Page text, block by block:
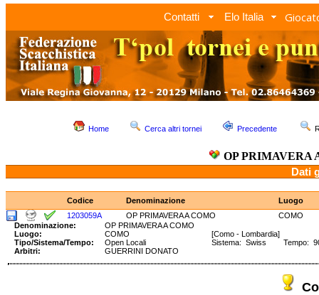
Contatti Elo Italia
Home Cerca altri tornei Precedente
OP PRIMAVERA
Dati
Codice Denominazione
Luogo
1203059A
OP PRIMAVERA A COMO
COMO
Denominazione:
OP PRIMAVERA A COMO
Luogo:
COMO
[Como - Lombardia]
Tipo/Sistema/Tempo:
Open Locali
Sistema: Swiss Tempo:
Arbitri:
GUERRINI DONATO